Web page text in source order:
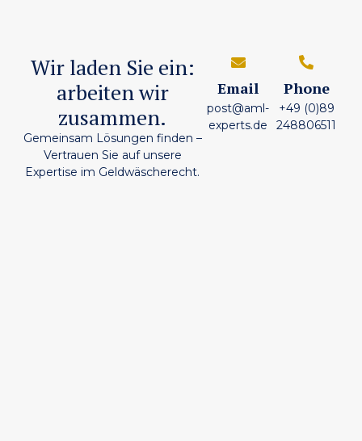
Wir laden Sie ein:
arbeiten wir
zusammen.
Gemeinsam Lösungen finden –
Vertrauen Sie auf unsere
Expertise im Geldwäscherecht.
Email
post@aml-
experts.de
Phone
+49 (0)89
248806511